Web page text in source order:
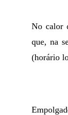
No calor
que, na
(horário